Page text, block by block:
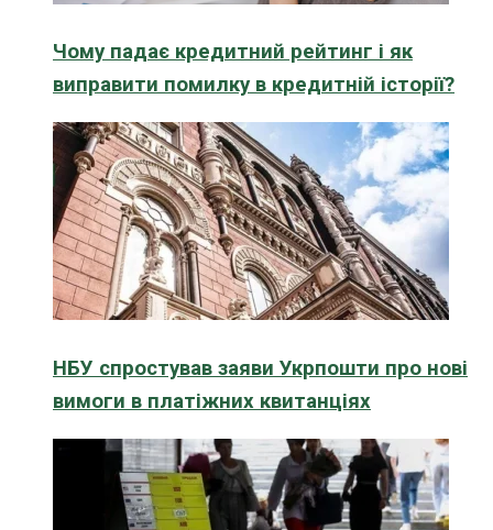
Чому падає кредитний рейтинг і як
виправити помилку в кредитній історії?
НБУ спростував заяви Укрпошти про нові
вимоги в платіжних квитанціях